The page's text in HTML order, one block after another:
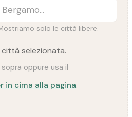
solo le città libere.
città selezionata.
oppure usa il
in cima alla pagina.